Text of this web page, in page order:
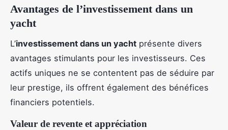
Avantages de l’investissement dans un
yacht
L’investissement dans un yacht présente divers
avantages stimulants pour les investisseurs. Ces
actifs uniques ne se contentent pas de séduire par
leur prestige, ils offrent également des bénéfices
financiers potentiels.
Valeur de revente et appréciation